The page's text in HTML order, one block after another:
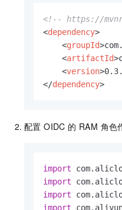
<!-- https://
<dependency>
<groupId>
<artifactId>
<version>
</dependency>
配置 OIDC 的 RAM 角色
import
import
import
import